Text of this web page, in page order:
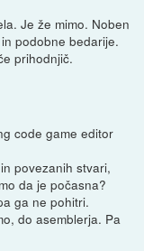
Je že mimo. Noben
podobne bedarije.
prihodnjič.
code game editor
povezanih stvari,
da je počasna?
ga ne pohitri.
do asemblerja. Pa